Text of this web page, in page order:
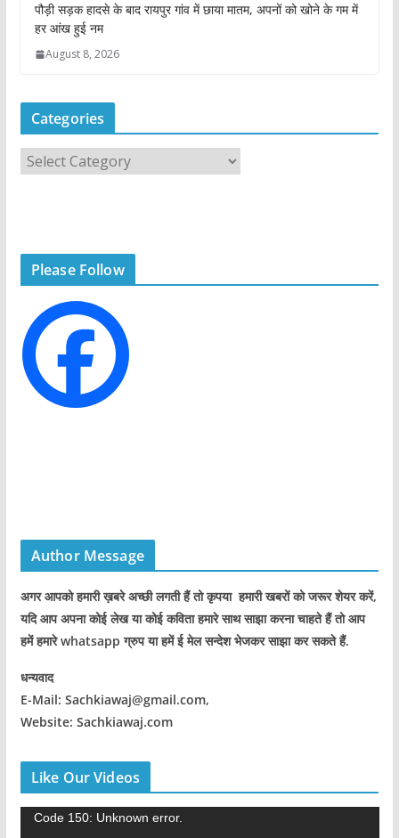
पौड़ी सड़क हादसे के बाद रायपुर गांव में छाया मातम, अपनों को खोने के गम में
हर आंख हुई नम
August 8, 2026
Categories
e
s
Please Follow
Author Message
अगर आपको हमारी ख़बरे अच्छी लगती हैं तो कृपया हमारी खबरों को जरूर शेयर करें,
यदि आप अपना कोई लेख या कोई कविता हमारे साथ साझा करना चाहते हैं तो आप
हमें हमारे whatsapp ग्रुप या हमें ई मेल सन्देश भेजकर साझा कर सकते हैं.
धन्यवाद
E-Mail: Sachkiawaj@gmail.com,
Website: Sachkiawaj.com
Like Our Videos
Code 150: Unknown error.